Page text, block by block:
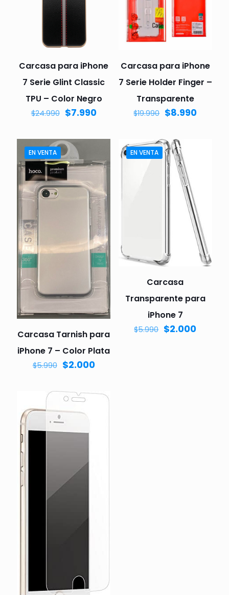
Carcasa para iPhone
7 Serie Glint Classic
TPU – Color Negro
$24.990 $7.990
Carcasa para iPhone
7 Serie Holder Finger –
Transparente
$19.990 $8.990
EN VENTA
Carcasa Tarnish para
iPhone 7 – Color Plata
$5.990 $2.000
EN VENTA
Carcasa
Transparente para
iPhone 7
$5.990 $2.000